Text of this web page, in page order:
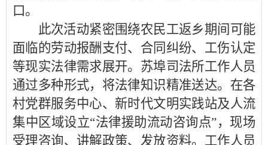
口。
此次活动紧密围绕农民工返乡期间可能
面临的劳动报酬支付、合同纠纷、工伤认定
等现实法律需求展开。苏埠司法所工作人员
通过多种形式，将法律知识精准送达。在各
村党群服务中心、新时代文明实践站及人流
集中区域设立“法律援助流动咨询点”，现场
受理咨询、讲解政策、发放资料。工作人员